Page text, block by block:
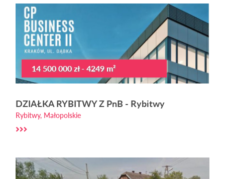
14 500 000 zł - 4249 m²
DZIAŁKA RYBITWY Z PnB - Rybitwy
Rybitwy, Małopolskie